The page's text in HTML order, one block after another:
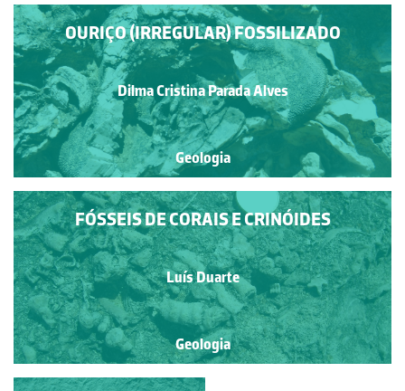
OURIÇO (IRREGULAR) FOSSILIZADO
Dilma Cristina Parada Alves
Geologia
FÓSSEIS DE CORAIS E CRINÓIDES
Luís Duarte
Geologia